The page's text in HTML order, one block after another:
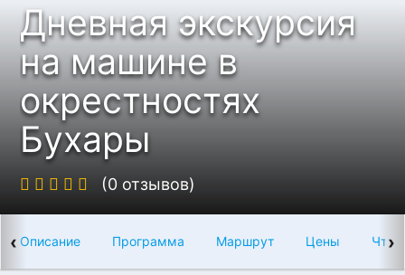
Дневная экскурсия
на машине в
окрестностях
Бухары
(0 отзывов)
Описание Программа Маршрут Цены Что
‹ ›